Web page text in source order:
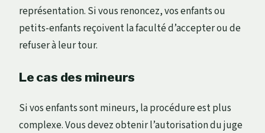
représentation. Si vous renoncez, vos enfants ou
petits-enfants reçoivent la faculté d’accepter ou de
refuser à leur tour.
Le cas des mineurs
Si vos enfants sont mineurs, la procédure est plus
complexe. Vous devez obtenir l’autorisation du juge